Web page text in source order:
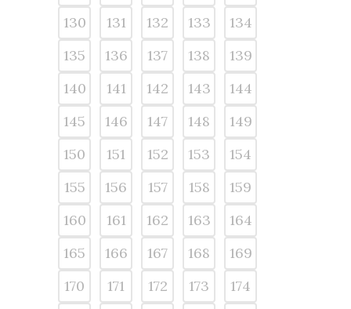
130
131 132 133
134
135
136 137 138
139
140
141 142 143
144
145
146 147 148
149
150
151 152 153
154
155
156 157 158
159
160
161 162 163
164
165
166 167 168
169
170
171 172 173
174